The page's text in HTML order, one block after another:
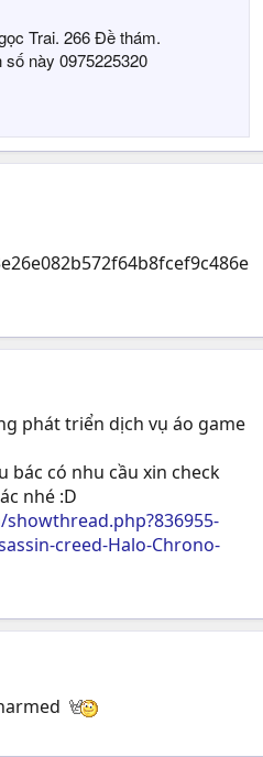
Trai. 266 Đề thám.
này 0975225320
phát triển dịch vụ áo game
bác có nhu cầu xin check
nhé :D
creed-Halo-Chrono-